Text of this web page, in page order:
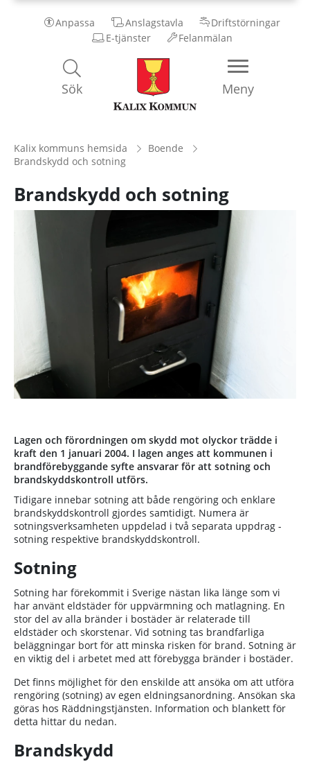
Anpassa Anslagstavla
Driftstörningar
E-tjänster
Felanmälan
Kalix
Kommun
Meny
Sök
Kalix kommuns hemsida
Boende
Brandskydd och sotning
Brandskydd och sotning
Lagen och förordningen om skydd mot olyckor trädde i
kraft den 1 januari 2004. I lagen anges att kommunen i
brandförebyggande syfte ansvarar för att sotning och
brandskyddskontroll utförs.
Tidigare innebar sotning att både rengöring och enklare
brandskyddskontroll gjordes samtidigt. Numera är
sotningsverksamheten uppdelad i två separata uppdrag -
sotning respektive brandskyddskontroll.
Sotning
Sotning har förekommit i Sverige nästan lika länge som vi
har använt eldstäder för uppvärmning och matlagning. En
stor del av alla bränder i bostäder är relaterade till
eldstäder och skorstenar. Vid sotning tas brandfarliga
beläggningar bort för att minska risken för brand. Sotning är
en viktig del i arbetet med att förebygga bränder i bostäder.
Det finns möjlighet för den enskilde att ansöka om att utföra
rengöring (sotning) av egen eldningsanordning. Ansökan ska
göras hos Räddningstjänsten. Information och blankett för
detta hittar du nedan.
Brandskydd